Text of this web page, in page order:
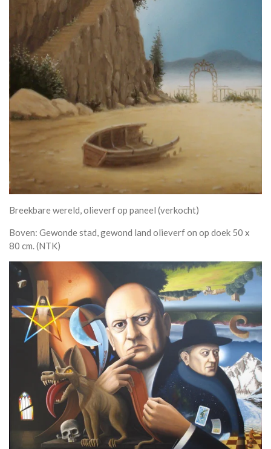
Breekbare wereld, olieverf op paneel (verkocht)
Boven: Gewonde stad, gewond land olieverf on op doek 50 x
80 cm. (NTK)